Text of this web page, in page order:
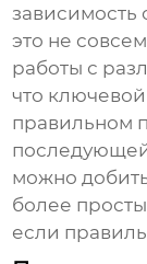
зависимость
это не
работы с
что
правильном
можно
более
если